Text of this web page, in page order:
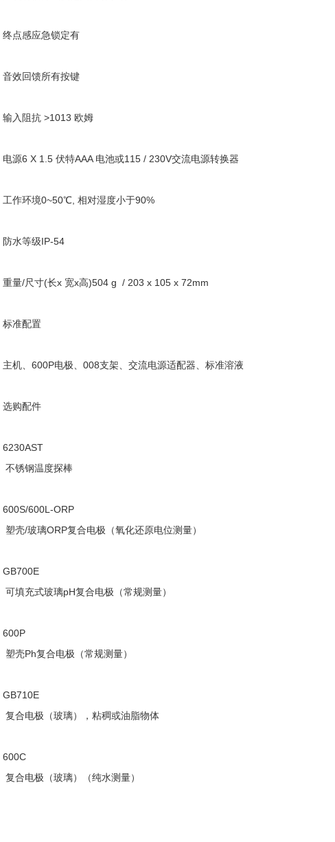
终点感应急锁定有
音效回馈所有按键
输入阻抗>1013 欧姆
电源6 X 1.5 伏特AAA 电池或115 / 230V交流电源转换器
工作环境0~50℃, 相对湿度小于90%
防水等级IP-54
重量/尺寸(长x 宽x高)504 g / 203 x 105 x 72mm
标准配置
主机、 600P电极、 008支架、交流电源适配器、标准溶液
选购配件
6230AST
不锈钢温度探棒
600S/600L-ORP
塑壳/玻璃ORP复合电极（氧化还原电位测量）
GB700E
可填充式玻璃pH复合电极（常规测量）
600P
塑壳Ph复合电极（常规测量）
GB710E
复合电极（玻璃），粘稠或油脂物体
600C
复合电极（玻璃）（纯水测量）